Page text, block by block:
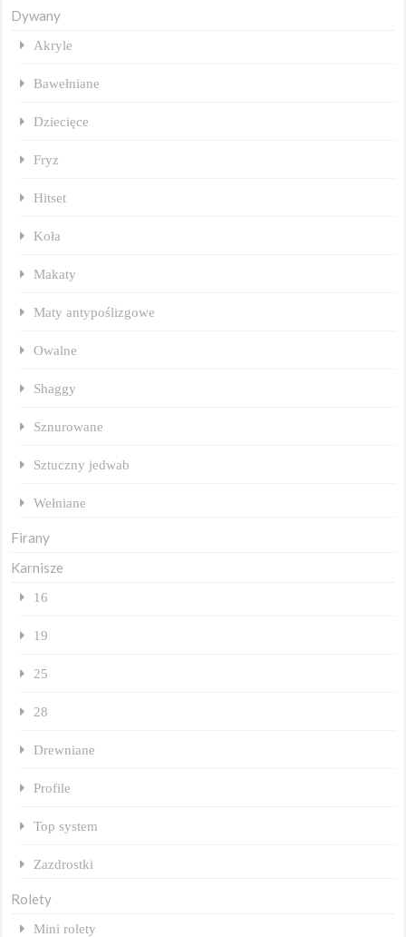
Dywany
Akryle
Bawełniane
Dziecięce
Fryz
Hitset
Koła
Makaty
Maty antypoślizgowe
Owalne
Shaggy
Sznurowane
Sztuczny jedwab
Wełniane
Firany
Karnisze
16
19
25
28
Drewniane
Profile
Top system
Zazdrostki
Rolety
Mini rolety